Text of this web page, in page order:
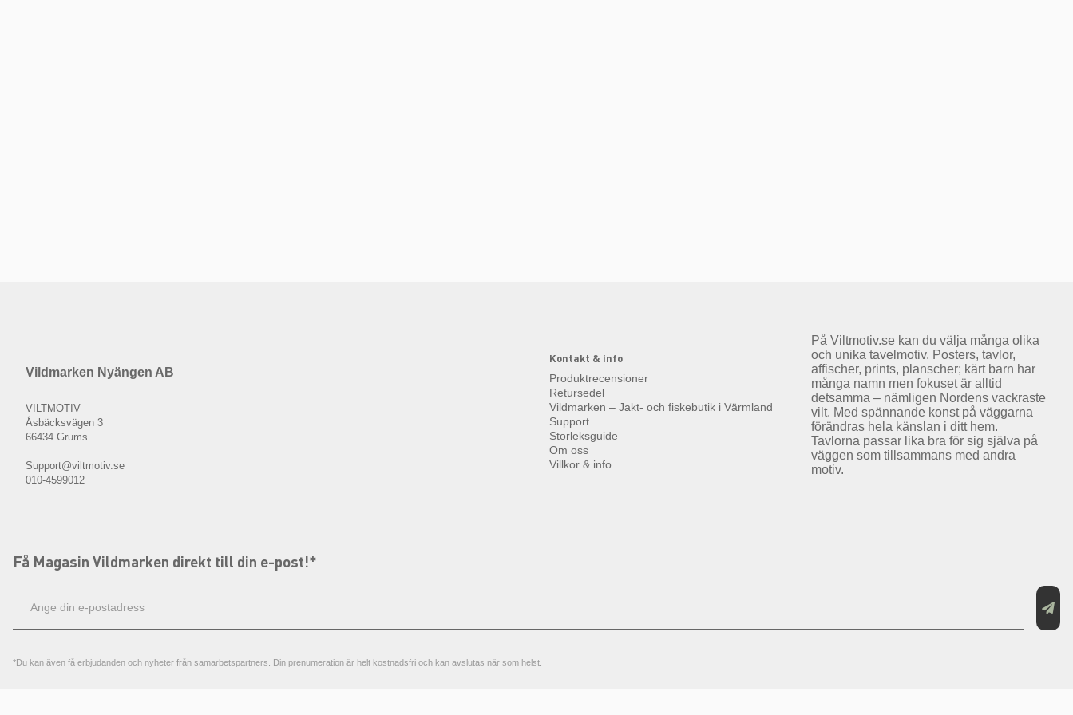
Vildmarken Nyängen AB
VILTMOTIV
Åsbäcksvägen 3
66434 Grums
Support@viltmotiv.se
010-4599012
Kontakt & info
Produktrecensioner
Retursedel
Vildmarken – Jakt- och fiskebutik i Värmland
Support
Storleksguide
Om oss
Villkor & info
På Viltmotiv.se kan du välja många olika
och unika tavelmotiv. Posters, tavlor,
affischer, prints, planscher; kärt barn har
många namn men fokuset är alltid
detsamma – nämligen Nordens vackraste
vilt. Med spännande konst på väggarna
förändras hela känslan i ditt hem.
Tavlorna passar lika bra för sig själva på
väggen som tillsammans med andra
motiv.
Få Magasin Vildmarken direkt till din e-post!*
postadress
*Du kan även få erbjudanden och nyheter från samarbetspartners. Din prenumeration är helt kostnadsfri och kan avslutas när som helst.